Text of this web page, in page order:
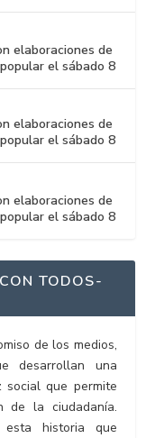
elaboraciones de
el sábado 8
elaboraciones de
el sábado 8
elaboraciones de
el sábado 8
TODOS-
de los medios,
desarrollan una
social que permite
de la ciudadanía.
historia que